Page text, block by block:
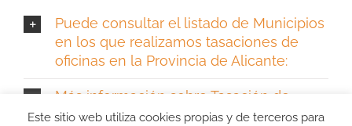
Puede consultar el listado de Municipios
en los que realizamos tasaciones de
oficinas en la Provincia de Alicante:
Más información sobre Tasación de
Oficinas en Alicante
Este sitio web utiliza cookies propias y de terceros para